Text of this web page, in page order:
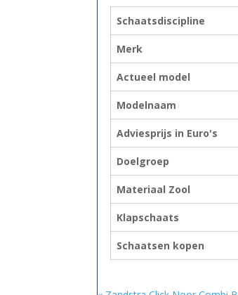
Schaatsdiscipline
Merk
Actueel model
Modelnaam
Adviesprijs in Euro's
Doelgroep
Materiaal Zool
Klapschaats
Schaatsen kopen